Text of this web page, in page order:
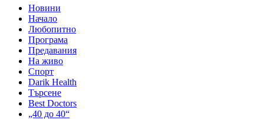
Новини
Начало
Любопитно
Програма
Предавания
На живо
Спорт
Darik Health
Търсене
Best Doctors
„40 до 40“